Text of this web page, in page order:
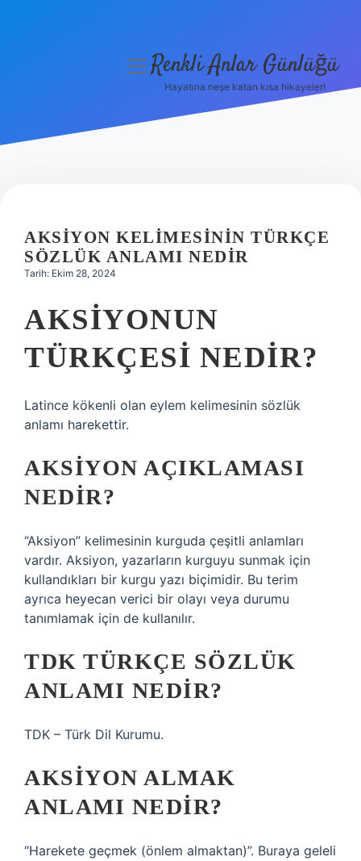
Hakkımızda
menüyüRenkli Anlar Günlüğü
Hayatına neşe katan kısa hikayeler!
AKSIYON KELIMESININ TÜRKÇE
SÖZLÜK ANLAMI NEDIR
Tarih: Ekim 28, 2024
AKSIYONUN
TÜRKÇESI NEDIR?
Latince kökenli olan eylem kelimesinin sözlük
anlamı harekettir.
AKSIYON AÇIKLAMASI
NEDIR?
“Aksiyon” kelimesinin kurguda çeşitli anlamları
vardır. Aksiyon, yazarların kurguyu sunmak için
kullandıkları bir kurgu yazı biçimidir. Bu terim
ayrıca heyecan verici bir olayı veya durumu
tanımlamak için de kullanılır.
TDK TÜRKÇE SÖZLÜK
ANLAMI NEDIR?
TDK – Türk Dil Kurumu.
AKSIYON ALMAK
ANLAMI NEDIR?
“Harekete geçmek (önlem almaktan)”. Buraya geleli